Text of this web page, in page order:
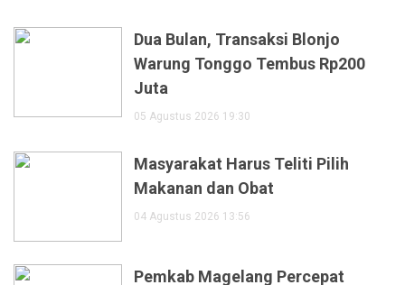
Dua Bulan, Transaksi Blonjo
Warung Tonggo Tembus Rp200
Juta
05 Agustus 2026 19:30
Masyarakat Harus Teliti Pilih
Makanan dan Obat
04 Agustus 2026 13:56
Pemkab Magelang Percepat